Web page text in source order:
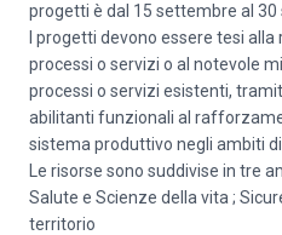
progetti è dal 15 settembre al 30
I progetti devono essere tesi
processi o servizi o al notevole
processi o servizi esistenti,
abilitanti funzionali al
sistema produttivo negli ambiti
Le risorse sono suddivise in tre
Salute e Scienze della vita ;
territorio